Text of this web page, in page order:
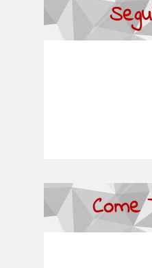
Come